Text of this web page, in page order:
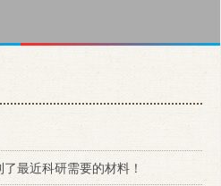
最近科研需要的材料！